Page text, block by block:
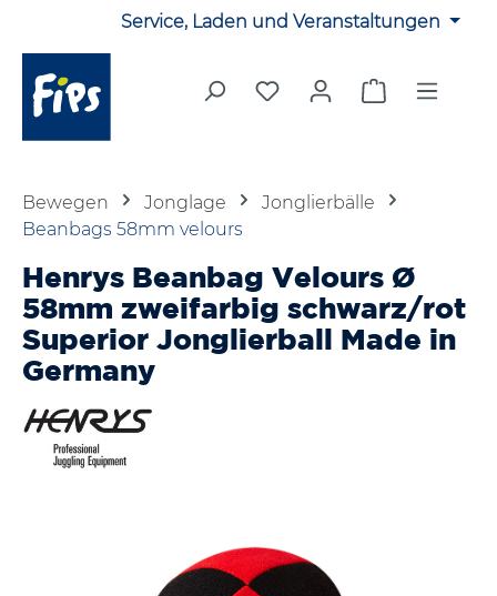
Zum Hauptinhalt springenService, Laden und Veranstaltungen
Du hast 0 Produkte auf
Warenkorb
Bewegen Jonglage
Jonglierbälle
Beanbags 58mm velours
Henrys Beanbag Velours Ø
58mm zweifarbig schwarz/rot
Superior Jonglierball Made in
Germany